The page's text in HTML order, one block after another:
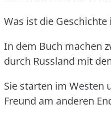
Was ist die Geschichte
In dem Buch machen
durch Russland mit
Sie starten im Westen
Freund am anderen